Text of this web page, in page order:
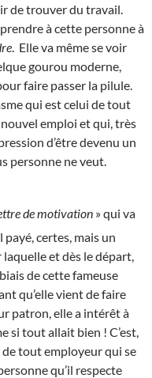
de trouver du travail.
à cette personne à
. Elle va même se voir
gourou moderne,
faire passer la pilule.
qui est celui de tout
emploi et qui, très
d’être devenu un
personne ne veut.
de motivation » qui va
certes, mais un
et dès le départ,
de cette fameuse
qu’elle vient de faire
patron, elle a intérêt à
si tout allait bien ! C’est,
tout employeur qui se
qu’il respecte